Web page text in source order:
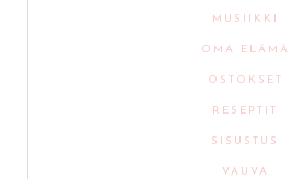
MUSIIKKI
OMA ELÄMÄ
OSTOKSET
RESEPTIT
SISUSTUS
VAUVA